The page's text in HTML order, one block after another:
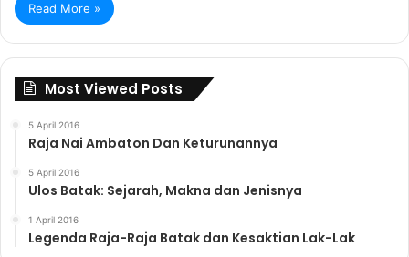
Read More »
Most Viewed Posts
5 April 2016
Raja Nai Ambaton Dan Keturunannya
5 April 2016
Ulos Batak: Sejarah, Makna dan Jenisnya
1 April 2016
Legenda Raja-Raja Batak dan Kesaktian Lak-Lak